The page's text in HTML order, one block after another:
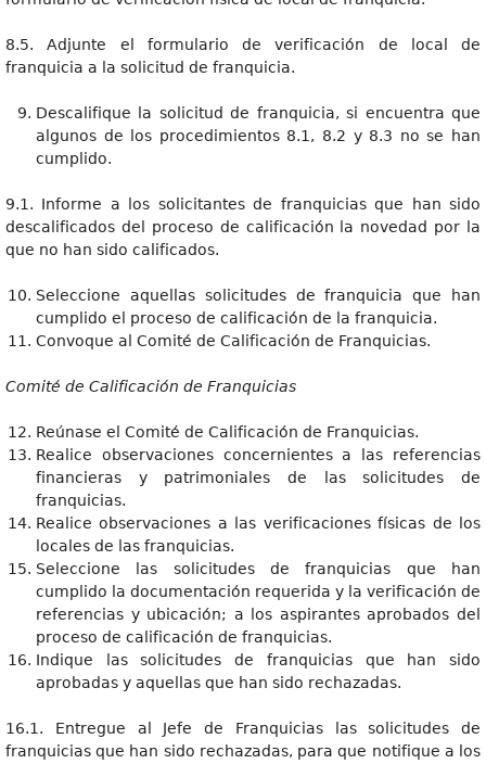
8.5. Adjunte el formulario de verificación de local de
franquicia a la solicitud de franquicia.
Descalifique la solicitud de franquicia, si encuentra que
algunos de los procedimientos 8.1, 8.2 y 8.3 no se han
cumplido.
9.1. Informe a los solicitantes de franquicias que han sido
descalificados del proceso de calificación la novedad por la
que no han sido calificados.
Seleccione aquellas solicitudes de franquicia que han
cumplido el proceso de calificación de la franquicia.
Convoque al Comité de Calificación de Franquicias.
Comité de Calificación de Franquicias
Reúnase el Comité de Calificación de Franquicias.
Realice observaciones concernientes a las referencias
financieras y patrimoniales de las solicitudes de
franquicias.
Realice observaciones a las verificaciones físicas de los
locales de las franquicias.
Seleccione las solicitudes de franquicias que han
cumplido la documentación requerida y la verificación de
referencias y ubicación; a los aspirantes aprobados del
proceso de calificación de franquicias.
Indique las solicitudes de franquicias que han sido
aprobadas y aquellas que han sido rechazadas.
16.1. Entregue al Jefe de Franquicias las solicitudes de
franquicias que han sido rechazadas, para que notifique a los